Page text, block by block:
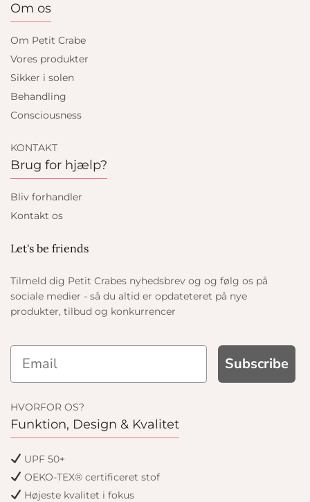
Om os
Om Petit Crabe
Vores produkter
Sikker i solen
Behandling
Consciousness
KONTAKT
Brug for hjælp?
Bliv forhandler
Kontakt os
Let's be friends
Tilmeld dig Petit Crabes nyhedsbrev og og følg os på
sociale medier - så du altid er opdateteret på nye
produkter, tilbud og konkurrencer
Subscribe
HVORFOR OS?
Funktion, Design & Kvalitet
UPF 50+
OEKO-TEX® certificeret stof
Højeste kvalitet i fokus